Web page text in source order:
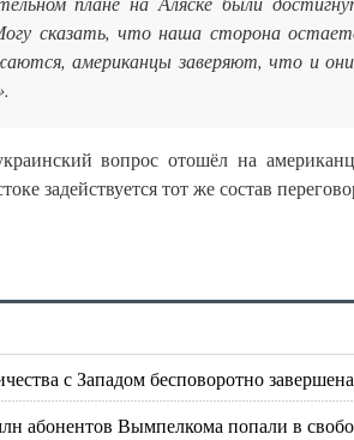
сказать, что наша сторона
американцы заверяют, что и
вопрос отошёл на
задействуется тот же состав
с Западом бесповоротно
абонентов Вымпелкома попали в